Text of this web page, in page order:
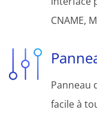
CNAME,
Panneau
facile à